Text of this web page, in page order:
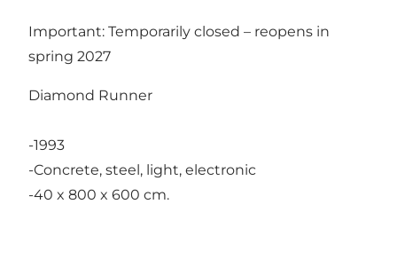
Important: Temporarily closed – reopens in
spring 2027
Diamond Runner
-1993
-Concrete, steel, light, electronic
-40 x 800 x 600 cm.